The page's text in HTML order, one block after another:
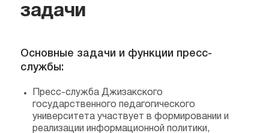
задачи
Основные задачи и функции пресс-
службы:
Пресс-служба Джизакского
государственного педагогического
университета участвует в формировании и
реализации информационной политики,